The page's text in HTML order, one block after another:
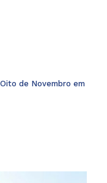
de Novembro em